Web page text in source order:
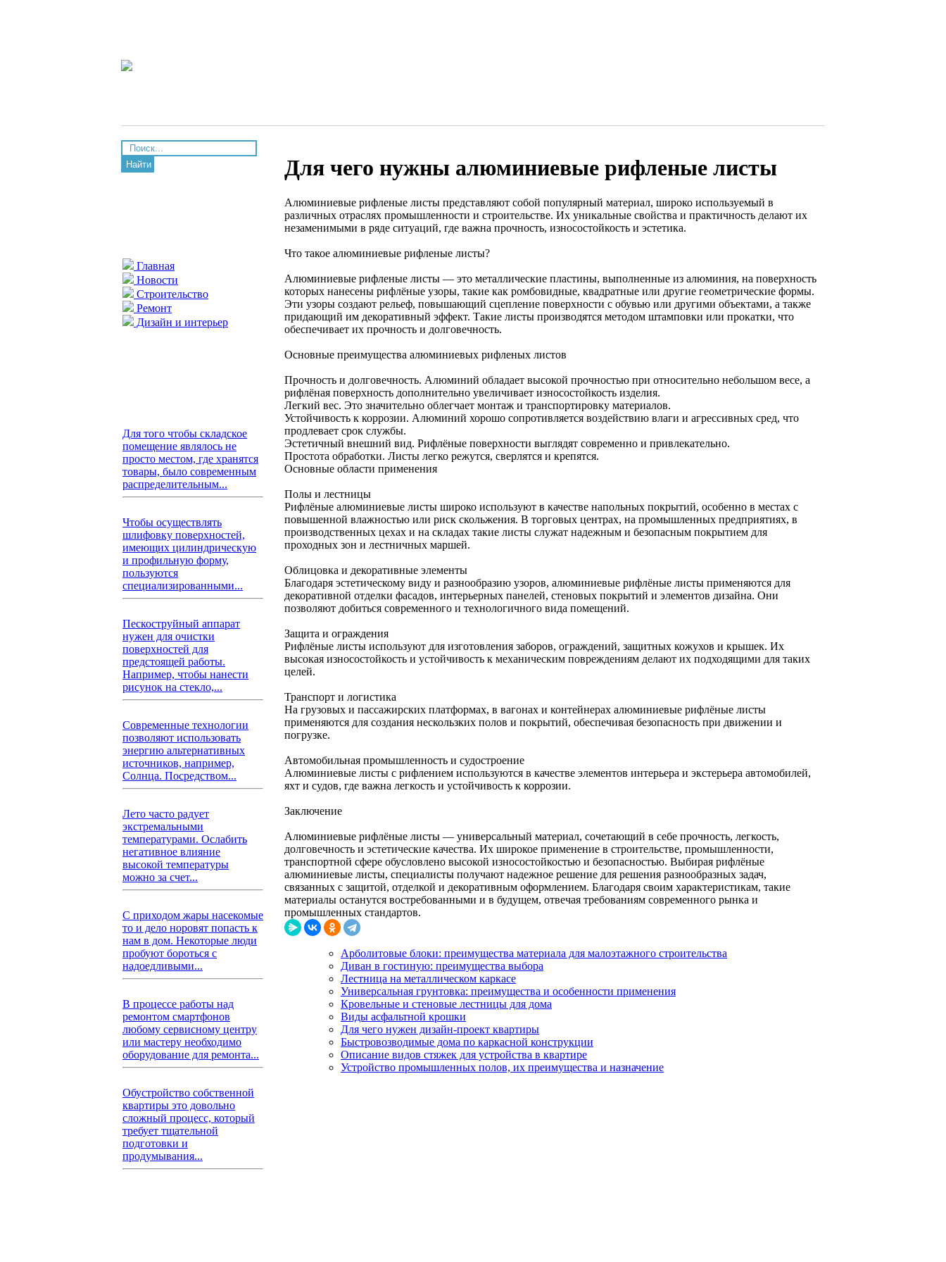
Найти
Главная
Новости
Строительство
Ремонт
Дизайн и интерьер
Для того чтобы складское
помещение являлось не
просто местом, где хранятся
товары, было современным
распределительным...
Чтобы осуществлять
шлифовку поверхностей,
имеющих цилиндрическую
и профильную форму,
пользуются
специализированными...
Пескоструйный аппарат
нужен для очистки
поверхностей для
предстоящей работы.
Например, чтобы нанести
рисунок на стекло,...
Современные технологии
позволяют использовать
энергию альтернативных
источников, например,
Солнца. Посредством...
Лето часто радует
экстремальными
температурами. Ослабить
негативное влияние
высокой температуры
можно за счет...
С приходом жары насекомые
то и дело норовят попасть к
нам в дом. Некоторые люди
пробуют бороться с
надоедливыми...
В процессе работы над
ремонтом смартфонов
любому сервисному центру
или мастеру необходимо
оборудование для ремонта...
Обустройство собственной
квартиры это довольно
сложный процесс, который
требует тщательной
подготовки и
продумывания...
Для чего нужны алюминиевые рифленые листы
Алюминиевые рифленые листы представляют собой популярный материал, широко используемый в
различных отраслях промышленности и строительстве. Их уникальные свойства и практичность делают их
незаменимыми в ряде ситуаций, где важна прочность, износостойкость и эстетика.
Что такое алюминиевые рифленые листы?
Алюминиевые рифленые листы — это металлические пластины, выполненные из алюминия, на поверхность
которых нанесены рифлёные узоры, такие как ромбовидные, квадратные или другие геометрические формы.
Эти узоры создают рельеф, повышающий сцепление поверхности с обувью или другими объектами, а также
придающий им декоративный эффект. Такие листы производятся методом штамповки или прокатки, что
обеспечивает их прочность и долговечность.
Основные преимущества алюминиевых рифленых листов
Прочность и долговечность. Алюминий обладает высокой прочностью при относительно небольшом весе, а
рифлёная поверхность дополнительно увеличивает износостойкость изделия.
Легкий вес. Это значительно облегчает монтаж и транспортировку материалов.
Устойчивость к коррозии. Алюминий хорошо сопротивляется воздействию влаги и агрессивных сред, что
продлевает срок службы.
Эстетичный внешний вид. Рифлёные поверхности выглядят современно и привлекательно.
Простота обработки. Листы легко режутся, сверлятся и крепятся.
Основные области применения
Полы и лестницы
Рифлёные алюминиевые листы широко используют в качестве напольных покрытий, особенно в местах с
повышенной влажностью или риск скольжения. В торговых центрах, на промышленных предприятиях, в
производственных цехах и на складах такие листы служат надежным и безопасным покрытием для
проходных зон и лестничных маршей.
Облицовка и декоративные элементы
Благодаря эстетическому виду и разнообразию узоров, алюминиевые рифлёные листы применяются для
декоративной отделки фасадов, интерьерных панелей, стеновых покрытий и элементов дизайна. Они
позволяют добиться современного и технологичного вида помещений.
Защита и ограждения
Рифлёные листы используют для изготовления заборов, ограждений, защитных кожухов и крышек. Их
высокая износостойкость и устойчивость к механическим повреждениям делают их подходящими для таких
целей.
Транспорт и логистика
На грузовых и пассажирских платформах, в вагонах и контейнерах алюминиевые рифлёные листы
применяются для создания нескользких полов и покрытий, обеспечивая безопасность при движении и
погрузке.
Автомобильная промышленность и судостроение
Алюминиевые листы с рифлением используются в качестве элементов интерьера и экстерьера автомобилей,
яхт и судов, где важна легкость и устойчивость к коррозии.
Заключение
Алюминиевые рифлёные листы — универсальный материал, сочетающий в себе прочность, легкость,
долговечность и эстетические качества. Их широкое применение в строительстве, промышленности,
транспортной сфере обусловлено высокой износостойкостью и безопасностью. Выбирая рифлёные
алюминиевые листы, специалисты получают надежное решение для решения разнообразных задач,
связанных с защитой, отделкой и декоративным оформлением. Благодаря своим характеристикам, такие
материалы останутся востребованными и в будущем, отвечая требованиям современного рынка и
промышленных стандартов.
Арболитовые блоки: преимущества материала для малоэтажного строительства
Диван в гостиную: преимущества выбора
Лестница на металлическом каркасе
Универсальная грунтовка: преимущества и особенности применения
Кровельные и стеновые лестницы для дома
Виды асфальтной крошки
Для чего нужен дизайн-проект квартиры
Быстровозводимые дома по каркасной конструкции
Описание видов стяжек для устройства в квартире
Устройство промышленных полов, их преимущества и назначение